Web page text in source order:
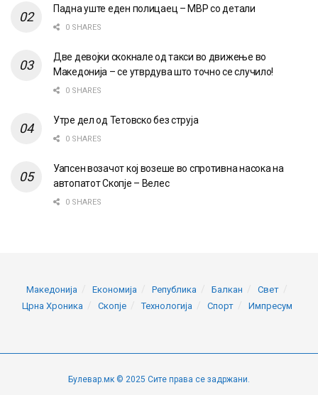
Падна уште еден полицаец – МВР со детали
0 SHARES
Две девојки скокнале од такси во движење во
Македонија – се утврдува што точно се случило!
0 SHARES
Утре дел од Тетовско без струја
0 SHARES
Уапсен возачот кој возеше во спротивна насока на
автопатот Скопје – Велес
0 SHARES
Македонија Економија Република Балкан
Свет
Црна Хроника
Скопје Технологија Спорт Импресум
Булевар.мк © 2025 Сите права се задржани.